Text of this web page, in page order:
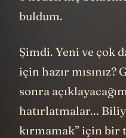
buldum.
Şimdi. Yeni ve çok
için hazır mısınız?
sonra
hatırlatmalar...
kırmamak” için bir